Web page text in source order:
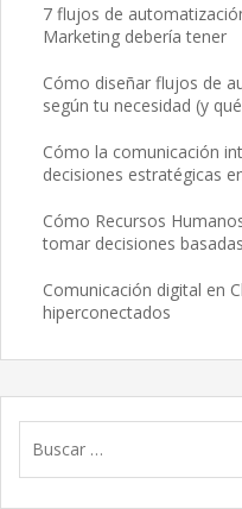
7 flujos de
Marketing debería tener
Cómo diseñar flujos de
según tu necesidad (y
Cómo la comunicación
decisiones estratégicas
Cómo Recursos
tomar decisiones
Comunicación digital en
hiperconectados